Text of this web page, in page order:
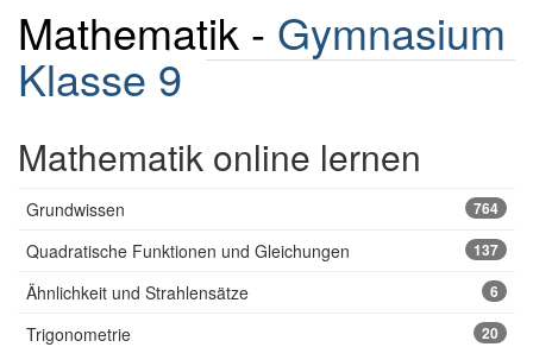
Mathematik - Gymnasium
Klasse 9
Mathematik online lernen
Grundwissen 764
Quadratische Funktionen und Gleichungen 137
Ähnlichkeit und Strahlensätze 6
Trigonometrie 20